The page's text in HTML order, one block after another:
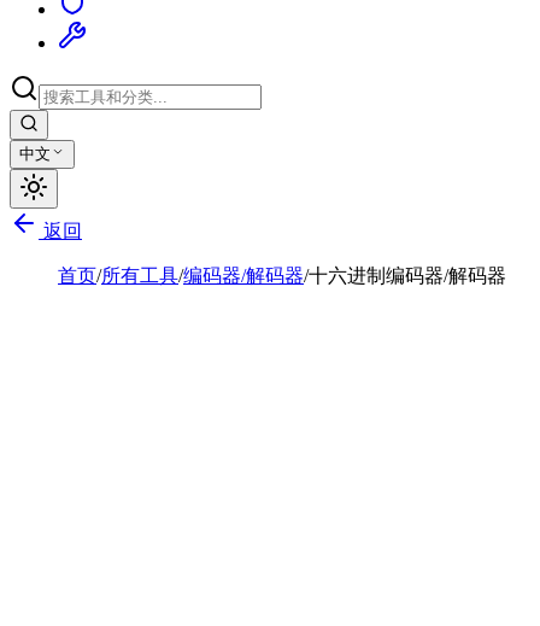
中文
返回
首页/所有工具/编码器/解码器/十六进制编码器/解码器